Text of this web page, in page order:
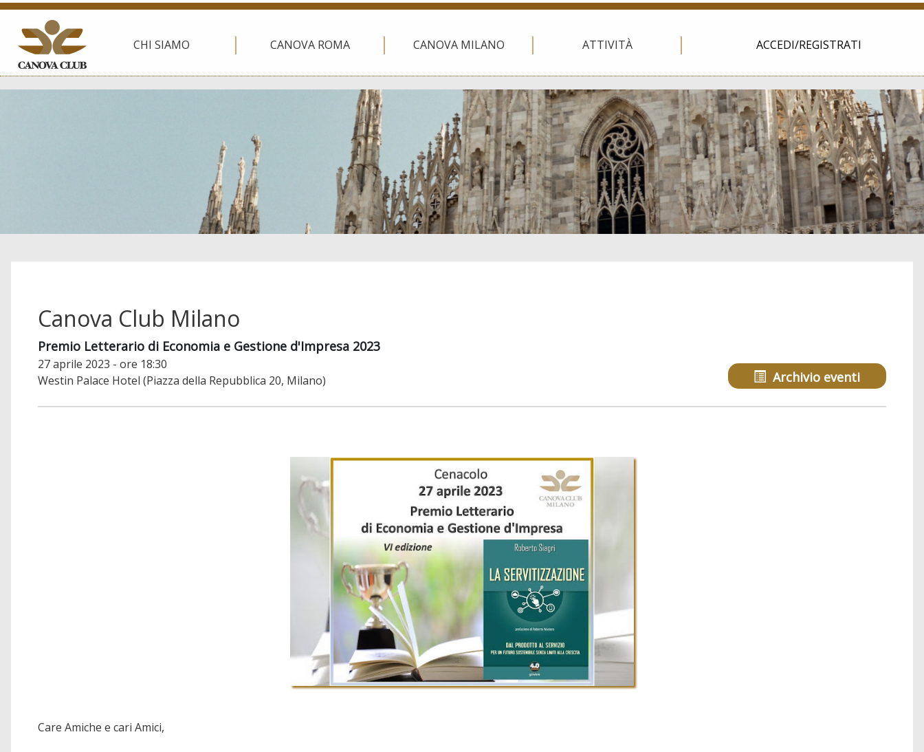
CHI SIAMO CANOVA ROMA CANOVA MILANO ATTIVITÀ ACCEDI/REGISTRATI
Canova Club Milano
Premio Letterario di Economia e Gestione d'Impresa 2023
27 aprile 2023 - ore 18:30
Westin Palace Hotel (Piazza della Repubblica 20, Milano)
Archivio eventi
Care Amiche e cari Amici,